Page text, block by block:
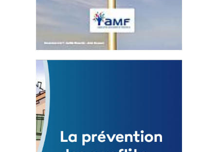
Statut de l’élu local
3 avril 2024
Mise à jour avril 2024 233081 Total 0 Votes
FEUILLETER